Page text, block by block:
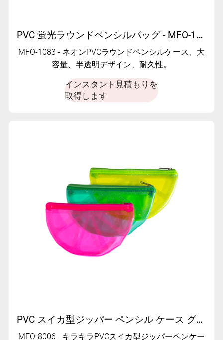
PVC 蛍光ラウンドペンシルバッグ - MFO-1083
MFO-1083 - ネオンPVCラウンドペンシルケース、大
容量、半透明デザイン、耐久性。
インスタント見積もりを
取得します
PVC スイカ型ジッパー ペンシル ケース グリッター付き - MFO-8006
MFO-8006 - キラキラPVCスイカ型ジッパーペンケー